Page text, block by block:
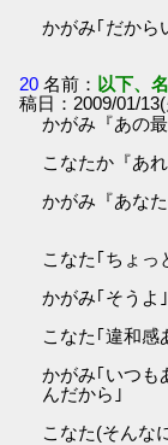
かがみ｢だから
20 名前： 以下、
稿日：2009/01/
かがみ『あの
こなたか『あ
かがみ『あな
こなた｢ちょっ
かがみ｢そうよ｣
こなた｢違和感
かがみ｢いつも
んだから｣
こなた(そんな